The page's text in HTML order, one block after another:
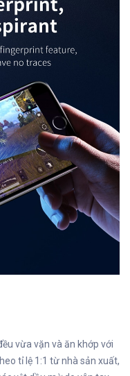
vừa vặn và ăn khớp với
tỉ lệ 1:1 từ nhà sản xuất,